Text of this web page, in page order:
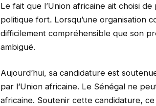
Le fait que l’Union africaine ait choisi
politique fort. Lorsqu’une organisation
difficilement compréhensible que son
ambiguë.
Aujourd’hui, sa candidature est
par l’Union africaine. Le Sénégal ne
africaine. Soutenir cette candidature,